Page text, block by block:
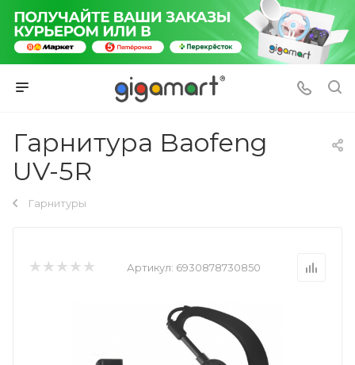
Гарнитура Baofeng
UV-5R
Гарнитуры
Артикул: 6930878730850